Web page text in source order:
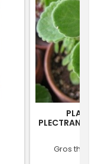
PLANT
Gros thym,